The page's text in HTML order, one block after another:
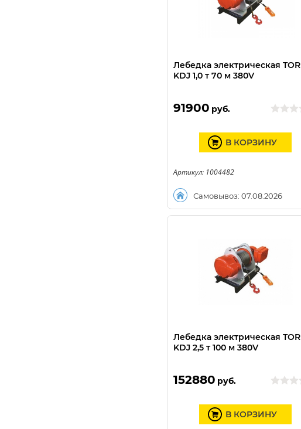
Лебедка электрическая TOR
KDJ 1,0 т 70 м 380V
91900 руб.
Самовывоз: 07.08.2026
В КОРЗИНУ
Артикул: 1004482
Лебедка электрическая TOR
KDJ 2,5 т 100 м 380V
152880 руб.
В КОРЗИНУ